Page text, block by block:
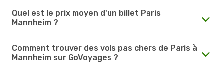
Quel est le prix moyen d'un billet Paris
Mannheim ?
Comment trouver des vols pas chers de Paris à
Mannheim sur GoVoyages ?